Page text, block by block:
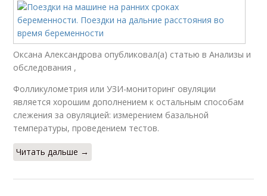
Оксана Александрова опубликовал(а) статью в Анализы и
обследования ,
Фолликулометрия или УЗИ-мониторинг овуляции
является хорошим дополнением к остальным способам
слежения за овуляцией: измерением базальной
температуры, проведением тестов.
Читать дальше →